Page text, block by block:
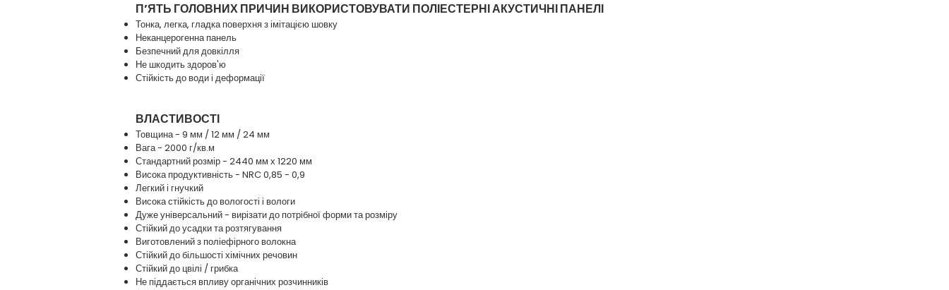
П’ЯТЬ ГОЛОВНИХ ПРИЧИН ВИКОРИСТОВУВАТИ ПОЛІЕСТЕРНІ АКУСТИЧНІ ПАНЕЛІ
Тонка, легка, гладка поверхня з імітацією шовку
Неканцерогенна панель
Безпечний для довкілля
Не шкодить здоров'ю
Стійкість до води і деформації
ВЛАСТИВОСТІ
Товщина - 9 мм / 12 мм / 24 мм
Вага - 2000 г/кв.м
Стандартний розмір - 2440 мм х 1220 мм
Висока продуктивність - NRC 0,85 - 0,9
Легкий і гнучкий
Висока стійкість до вологості і вологи
Дуже універсальний - вирізати до потрібної форми та розміру
Стійкий до усадки та розтягування
Виготовлений з поліефірного волокна
Стійкий до більшості хімічних речовин
Стійкий до цвілі / грибка
Не піддається впливу органічних розчинників